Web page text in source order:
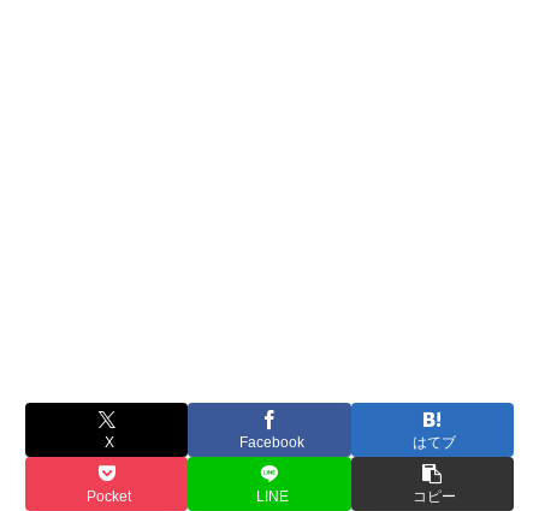
X Facebook はてブ
Pocket LINE コピー